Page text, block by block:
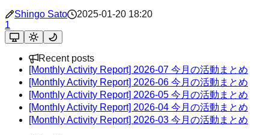
Shingo Sato
2025-01-20 18:20
1
Recent posts
[Monthly Activity Report] 2026-07 今月の活動まとめ
[Monthly Activity Report] 2026-06 今月の活動まとめ
[Monthly Activity Report] 2026-05 今月の活動まとめ
[Monthly Activity Report] 2026-04 今月の活動まとめ
[Monthly Activity Report] 2026-03 今月の活動まとめ